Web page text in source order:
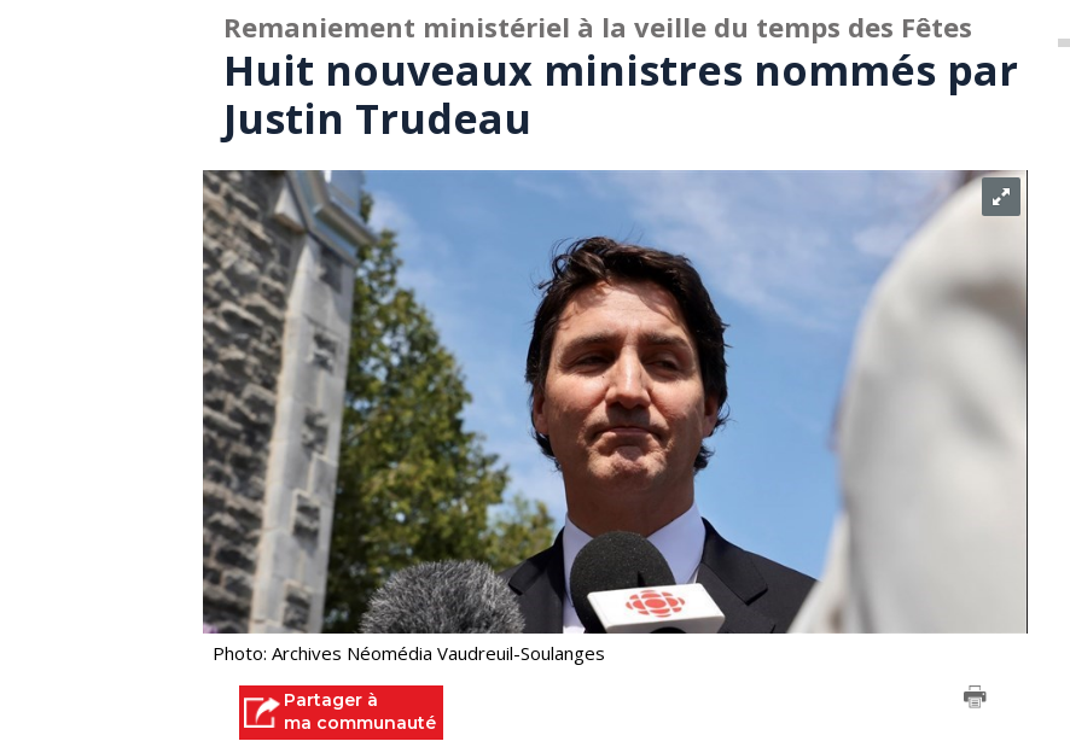
Remaniement ministériel à la veille du temps des Fêtes
Huit nouveaux ministres nommés par
Justin Trudeau
Photo: Archives Néomédia Vaudreuil-Soulanges
Partager à
ma communauté